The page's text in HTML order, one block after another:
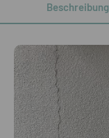
Beschreibung